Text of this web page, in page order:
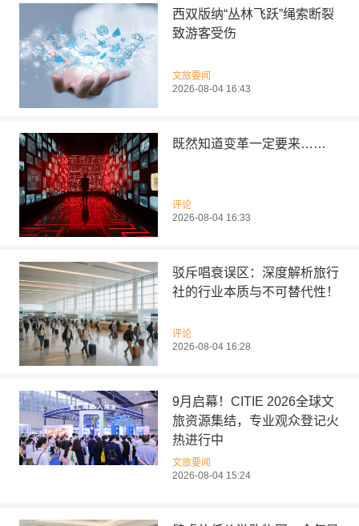
西双版纳“丛林飞跃”绳索断裂
致游客受伤
文旅要闻
2026-08-04 16:43
既然知道变革一定要来……
评论
2026-08-04 16:33
驳斥唱衰误区：深度解析旅行
社的行业本质与不可替代性！
评论
2026-08-04 16:28
9月启幕！CITIE 2026全球文
旅资源集结，专业观众登记火
热进行中
文旅要闻
2026-08-04 15:24